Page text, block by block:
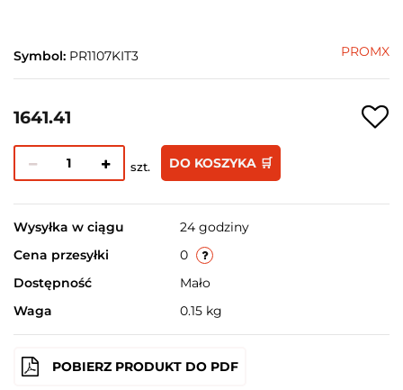
Symbol: PR1107KIT3 PROMX
1641.41
szt. DO KOSZYKA 🛒
Wysyłka w ciągu
24 godziny
Cena przesyłki
0
Dostępność
Mało
Waga
0.15 kg
POBIERZ PRODUKT DO PDF